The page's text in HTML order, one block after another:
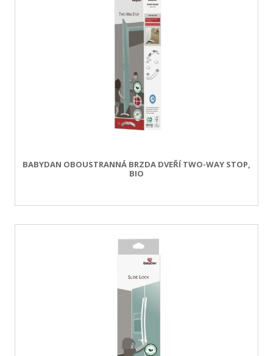
BABYDAN OBOUSTRANNÁ BRZDA DVEŘÍ TWO-WAY STOP,
BIO